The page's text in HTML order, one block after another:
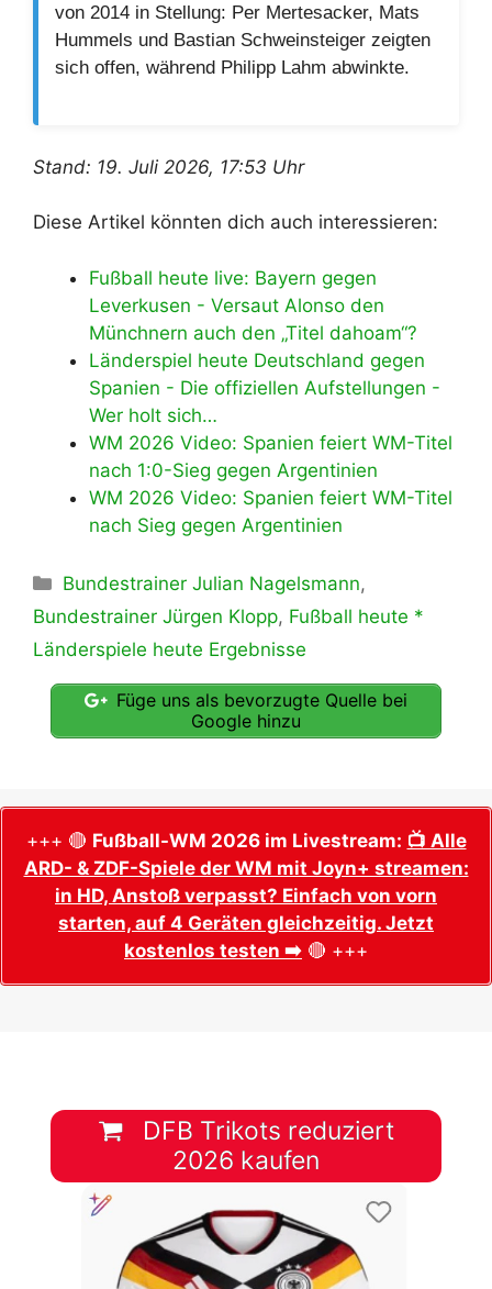
von 2014 in Stellung: Per Mertesacker, Mats
Hummels und Bastian Schweinsteiger zeigten
sich offen, während Philipp Lahm abwinkte.
Stand: 19. Juli 2026, 17:53 Uhr
Diese Artikel könnten dich auch interessieren:
Fußball heute live: Bayern gegen
Leverkusen - Versaut Alonso den
Münchnern auch den „Titel dahoam“?
Länderspiel heute Deutschland gegen
Spanien - Die offiziellen Aufstellungen -
Wer holt sich…
WM 2026 Video: Spanien feiert WM-Titel
nach 1:0-Sieg gegen Argentinien
WM 2026 Video: Spanien feiert WM-Titel
nach Sieg gegen Argentinien
Kategorien
Bundestrainer Julian Nagelsmann,
Bundestrainer Jürgen Klopp, Fußball heute *
Länderspiele heute Ergebnisse
Füge uns als bevorzugte Quelle bei
Google hinzu
+++ 🔴 Fußball-WM 2026 im Livestream: 📺 Alle
ARD- & ZDF-Spiele der WM mit Joyn+ streamen:
in HD, Anstoß verpasst? Einfach von vorn
starten, auf 4 Geräten gleichzeitig. Jetzt
kostenlos testen ➡️ 🔴 +++
DFB Trikots reduziert
2026 kaufen